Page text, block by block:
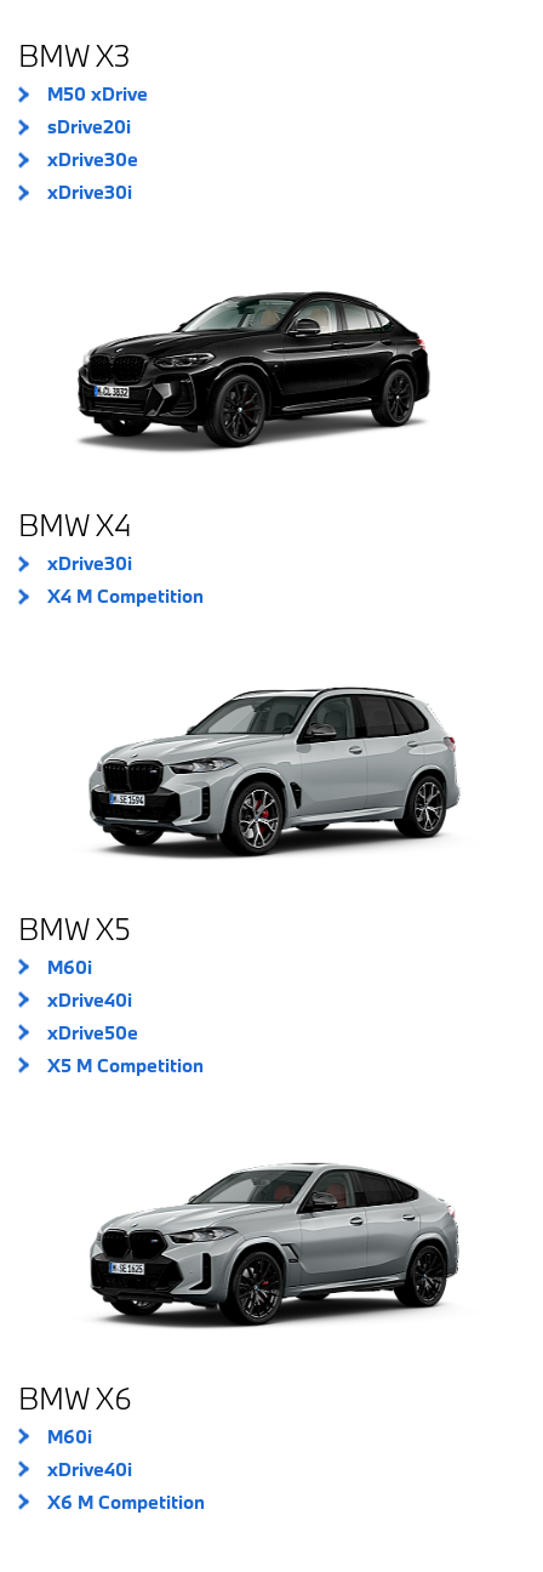
BMW X3
M50 xDrive
sDrive20i
xDrive30e
xDrive30i
BMW X4
xDrive30i
X4 M Competition
BMW X5
M60i
xDrive40i
xDrive50e
X5 M Competition
BMW X6
M60i
xDrive40i
X6 M Competition